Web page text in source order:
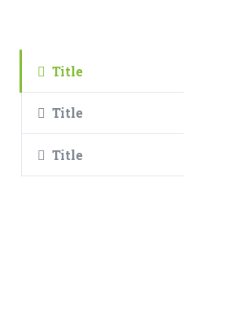
Title
Title
Title